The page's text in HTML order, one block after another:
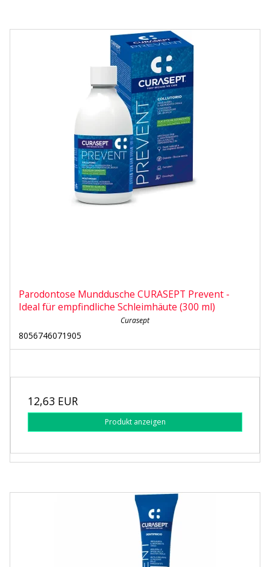
Parodontose Munddusche CURASEPT Prevent -
Ideal für empfindliche Schleimhäute (300 ml)
Curasept
8056746071905
12,63 EUR
Produkt anzeigen